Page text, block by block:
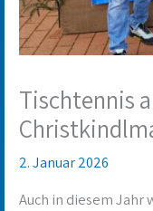
Tischtennis
2. Januar 2026
Auch in diesem